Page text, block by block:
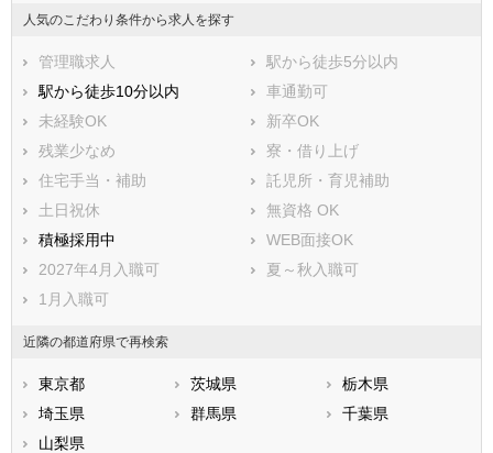
三浦郡葉山町
人気のこだわり条件から求人を探す
管理職求人
駅から徒歩5分以内
駅から徒歩10分以内
車通勤可
未経験OK
新卒OK
残業少なめ
寮・借り上げ
住宅手当・補助
託児所・育児補助
土日祝休
無資格 OK
積極採用中
WEB面接OK
2027年4月入職可
夏～秋入職可
1月入職可
近隣の都道府県で再検索
東京都 茨城県
栃木県
埼玉県
群馬県
千葉県
山梨県